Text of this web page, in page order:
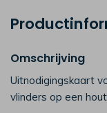
Omschrijving
Uitnodigingskaart
vlinders op een